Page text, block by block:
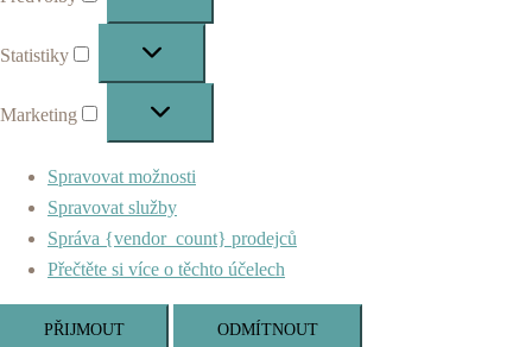
Statistiky
Marketing
Spravovat možnosti
Spravovat služby
Správa {vendor_count} prodejců
Přečtěte si více o těchto účelech
PŘIJMOUT ODMÍTNOUT